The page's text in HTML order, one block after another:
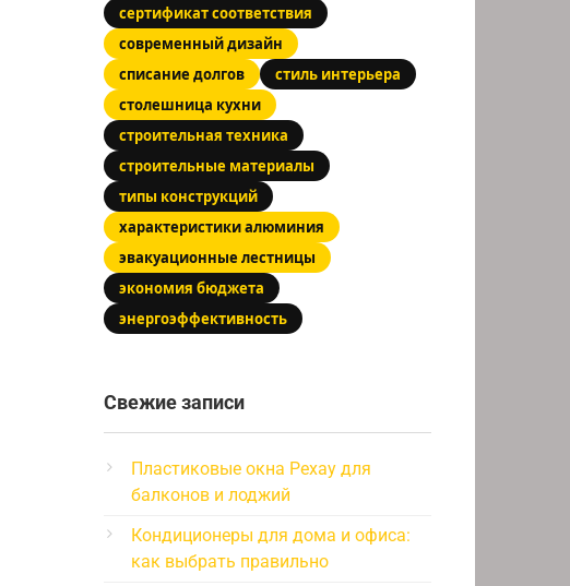
сертификат соответствия
современный дизайн
списание долгов
стиль интерьера
столешница кухни
строительная техника
строительные материалы
типы конструкций
характеристики алюминия
эвакуационные лестницы
экономия бюджета
энергоэффективность
Свежие записи
Пластиковые окна Рехау для
балконов и лоджий
Кондиционеры для дома и офиса:
как выбрать правильно